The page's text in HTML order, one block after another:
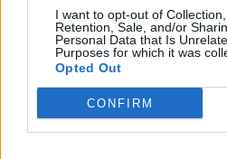
I want to opt-out of Collection,
Retention, Sale, and/or
Personal Data that Is
Purposes for which it was
Opted Out
CONFIRM